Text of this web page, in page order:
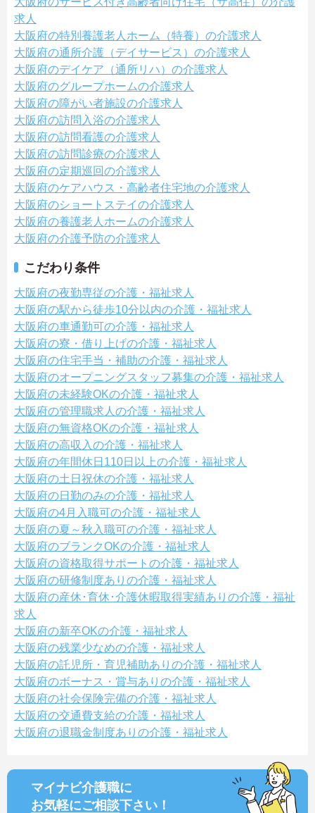
求人
大阪府の特別養護老人ホーム（特養）の介護求人
大阪府の通所介護（デイサービス）の介護求人
大阪府のデイケア（通所リハ）の介護求人
大阪府のグループホームの介護求人
大阪府の障がい者施設の介護求人
大阪府の訪問入浴の介護求人
大阪府の訪問看護の介護求人
大阪府の訪問診療の介護求人
大阪府の定期巡回の介護求人
大阪府のケアハウス・高齢者住宅地の介護求人
大阪府のショートステイの介護求人
大阪府の養護老人ホームの介護求人
大阪府の介護予防の介護求人
こだわり条件
大阪府の夜勤専従の介護・福祉求人
大阪府の駅から徒歩10分以内の介護・福祉求人
大阪府の車通勤可の介護・福祉求人
大阪府の寮・借り上げの介護・福祉求人
大阪府の住宅手当・補助の介護・福祉求人
大阪府のオープニングスタッフ募集の介護・福祉求人
大阪府の未経験OKの介護・福祉求人
大阪府の管理職求人の介護・福祉求人
大阪府の無資格OKの介護・福祉求人
大阪府の高収入の介護・福祉求人
大阪府の年間休日110日以上の介護・福祉求人
大阪府の土日祝休の介護・福祉求人
大阪府の日勤のみの介護・福祉求人
大阪府の4月入職可の介護・福祉求人
大阪府の夏～秋入職可の介護・福祉求人
大阪府のブランクOKの介護・福祉求人
大阪府の資格取得サポートの介護・福祉求人
大阪府の研修制度ありの介護・福祉求人
大阪府の産休･育休･介護休暇取得実績ありの介護・福祉
求人
大阪府の新卒OKの介護・福祉求人
大阪府の残業少なめの介護・福祉求人
大阪府の託児所・育児補助ありの介護・福祉求人
大阪府のボーナス・賞与ありの介護・福祉求人
大阪府の社会保険完備の介護・福祉求人
大阪府の交通費支給の介護・福祉求人
大阪府の退職金制度ありの介護・福祉求人
マイナビ介護職に
お気軽にご相談下さい！